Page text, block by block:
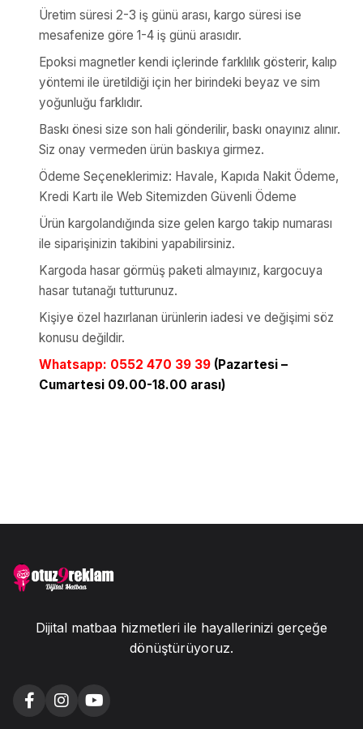
Üretim süresi 2-3 iş günü arası, kargo süresi ise
mesafenize göre 1-4 iş günü arasıdır.
Epoksi magnetler kendi içlerinde farklılık gösterir, kalıp
yöntemi ile üretildiği için her birindeki beyaz ve sim
yoğunluğu farklıdır.
Baskı önesi size son hali gönderilir, baskı onayınız alınır.
Siz onay vermeden ürün baskıya girmez.
Ödeme Seçeneklerimiz: Havale, Kapıda Nakit Ödeme,
Kredi Kartı ile Web Sitemizden Güvenli Ödeme
Ürün kargolandığında size gelen kargo takip numarası
ile siparişinizin takibini yapabilirsiniz.
Kargoda hasar görmüş paketi almayınız, kargocuya
hasar tutanağı tutturunuz.
Kişiye özel hazırlanan ürünlerin iadesi ve değişimi söz
konusu değildir.
Whatsapp: 0552 470 39 39 (Pazartesi –
Cumartesi 09.00-18.00 arası)
Dijital matbaa hizmetleri ile hayallerinizi gerçeğe
dönüştürüyoruz.